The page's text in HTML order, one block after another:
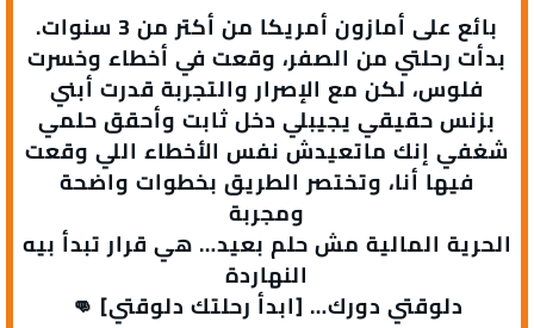
بائع على أمازون أمريكا من أكتر من 3 سنوات.
بدأت رحلتي من الصفر، وقعت في أخطاء وخسرت
فلوس، لكن مع الإصرار والتجربة قدرت أبني
بزنس حقيقي يجيبلي دخل ثابت وأحقق حلمي
شغفي إنك ماتعيدش نفس الأخطاء اللي وقعت
فيها أنا، وتختصر الطريق بخطوات واضحة
ومجربة
الحرية المالية مش حلم بعيد… هي قرار تبدأ بيه
النهاردة
👊 دلوقتي دورك… [ابدأ رحلتك دلوقتي]